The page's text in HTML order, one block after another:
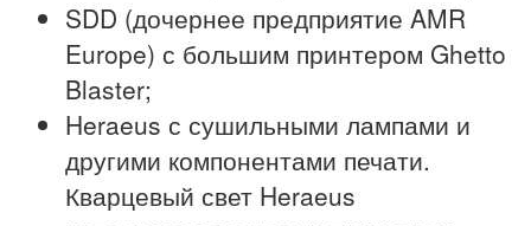
SDD (дочернее предприятие AMR
Europe) с большим принтером Ghetto
Blaster;
Heraeus с сушильными лампами и
другими компонентами печати.
Кварцевый свет Heraeus